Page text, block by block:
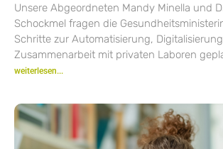
Unsere Abgeordneten Mandy Minella und
Schockmel fragen die
Schritte zur Automatisierung,
Zusammenarbeit mit privaten Laboren
weiterlesen...